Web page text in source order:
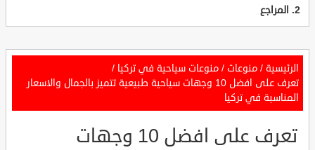
المراجع
الرئيسية / منوعات / منوعات سياحية في تركيا /
تعرف على افضل 10 وجهات سياحية طبيعية تتميز بالجمال والاسعار
المناسبة في تركيا
تعرف على افضل 10 وجهات